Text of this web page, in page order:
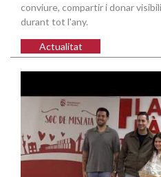
conviure, compartir i donar
durant tot l'any.
Actualitat